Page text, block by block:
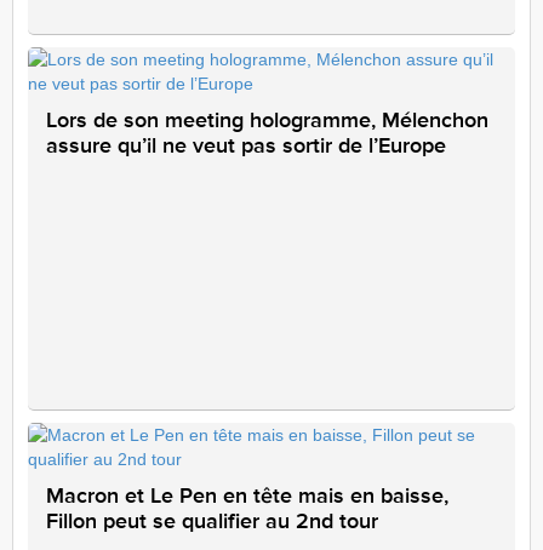
Lors de son meeting hologramme, Mélenchon
assure qu’il ne veut pas sortir de l’Europe
Macron et Le Pen en tête mais en baisse,
Fillon peut se qualifier au 2nd tour